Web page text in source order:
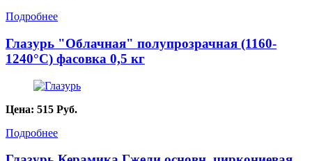
Подробнее
Глазурь "Облачная" полупрозрачная (1160-
1240°С) фасовка 0,5 кг
Цена: 515 Руб.
Подробнее